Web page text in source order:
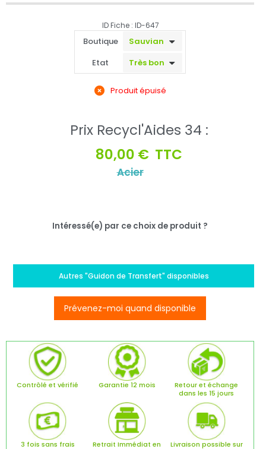
ID Fiche : ID-647
Boutique
Etat
Produit épuisé
Prix Recycl'Aides 34 :
80,00 € TTC
Acier
Intéressé(e) par ce choix de produit ?
Autres "Guidon de Transfert" disponibles
Prévenez-moi quand disponible
Contrôlé et vérifié Garantie 12 mois
Retour et échange
dans les 15 jours
3 fois sans frais
Retrait Immédiat en
Livraison possible sur